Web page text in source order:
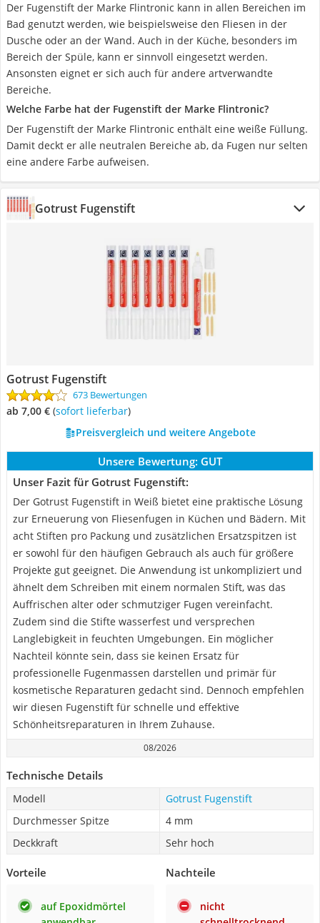
Der Fugenstift der Marke Flintronic kann in allen Bereichen im
Bad genutzt werden, wie beispielsweise den Fliesen in der
Dusche oder an der Wand. Auch in der Küche, besonders im
Bereich der Spüle, kann er sinnvoll eingesetzt werden.
Ansonsten eignet er sich auch für andere artverwandte
Bereiche.
Welche Farbe hat der Fugenstift der Marke Flintronic?
Der Fugenstift der Marke Flintronic enthält eine weiße Füllung.
Damit deckt er alle neutralen Bereiche ab, da Fugen nur selten
eine andere Farbe aufweisen.
Gotrust Fugenstift
Gotrust Fugenstift
673 Bewertungen
ab 7,00 € ( Sofort lieferbar)
Preisvergleich und weitere Angebote
Unsere Bewertung: GUT
Unser Fazit für Gotrust Fugenstift:
Der Gotrust Fugenstift in Weiß bietet eine praktische Lösung
zur Erneuerung von Fliesenfugen in Küchen und Bädern. Mit
acht Stiften pro Packung und zusätzlichen Ersatzspitzen ist
er sowohl für den häufigen Gebrauch als auch für größere
Projekte gut geeignet. Die Anwendung ist unkompliziert und
ähnelt dem Schreiben mit einem normalen Stift, was das
Auffrischen alter oder schmutziger Fugen vereinfacht.
Zudem sind die Stifte wasserfest und versprechen
Langlebigkeit in feuchten Umgebungen. Ein möglicher
Nachteil könnte sein, dass sie keinen Ersatz für
professionelle Fugenmassen darstellen und primär für
kosmetische Reparaturen gedacht sind. Dennoch empfehlen
wir diesen Fugenstift für schnelle und effektive
Schönheitsreparaturen in Ihrem Zuhause.
08/2026
Technische Details
Modell
Gotrust Fugenstift
Durchmesser Spitze
4 mm
Deckkraft
Sehr hoch
Vorteile
auf Epoxidmörtel
Nachteile
nicht